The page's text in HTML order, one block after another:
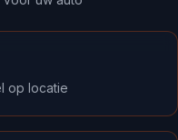
op locatie